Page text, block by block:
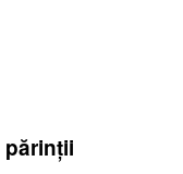
părinții